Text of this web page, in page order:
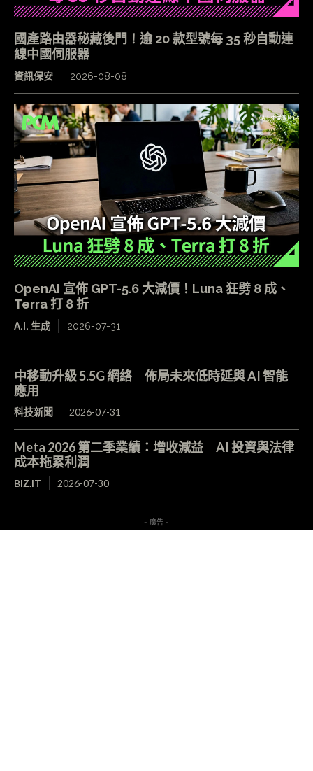
國產路由器秘藏後門！逾 20 款型號每 35 秒自動連
線中國伺服器
資訊保安 2026-08-08
OpenAI 宣佈 GPT-5.6 大減價！Luna 狂劈 8 成、
Terra 打 8 折
A.I. 生成 2026-07-31
中移動升級 5.5G 網絡 佈局未來低時延與 AI 智能
應用
科技新聞 2026-07-31
Meta 2026 第二季業績：增收減益 AI 投資與法律
成本拖累利潤
BIZ.IT 2026-07-30
- 廣告 -